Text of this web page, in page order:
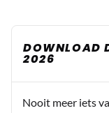
DOWNLOAD
2026
Nooit meer iets